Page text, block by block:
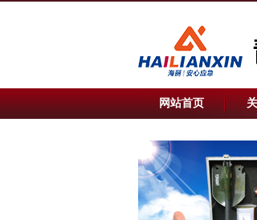
网站首页